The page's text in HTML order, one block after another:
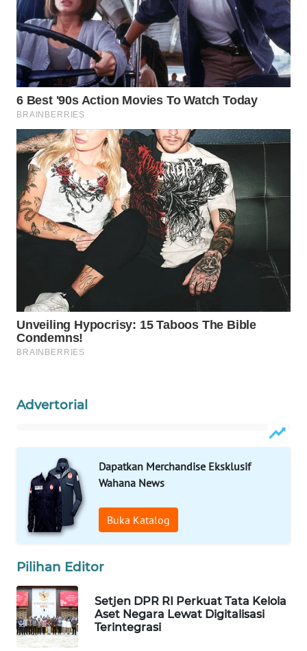
Advertorial
Dapatkan Merchandise Eksklusif
Wahana News
Buka Katalog
Pilihan Editor
Setjen DPR RI Perkuat Tata Kelola
Aset Negara Lewat Digitalisasi
Terintegrasi
WAHANA
TV
WAHANANEWS
ID
WAHANANEWS
WAHANANEWS
NET
WAHANA
SPORT
WAHANA
SELEB
WAHANA
WAHANA
HEALTH
WAHANA
DESA
WISATA
WAHANA
Wahana
Network